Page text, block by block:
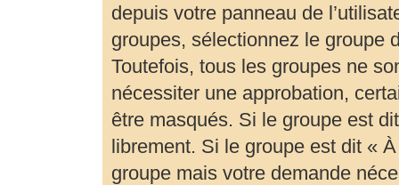
depuis votre panneau de
groupes, sélectionnez le groupe
Toutefois, tous les groupes ne
nécessiter une approbation,
être masqués. Si le groupe est
librement. Si le groupe est dit «
groupe mais votre demande